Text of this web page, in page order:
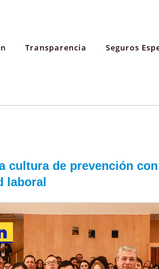
Transparencia Seguros
cultura de prevención
laboral